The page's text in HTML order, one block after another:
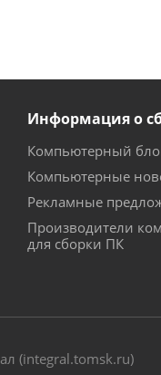
Информация о
Компьютерный
Компьютерные
Рекламные
Производители
для сборки ПК
(integral.tomsk.ru)